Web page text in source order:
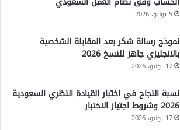
5 يوليو، 2026
نموذج رسالة شكر بعد المقابلة الشخصية
بالانجليزي جاهز للنسخ 2026
17 يونيو، 2026
نسبة النجاح في اختبار القيادة النظري السعودية
2026 وشروط اجتياز الاختبار
17 يونيو، 2026